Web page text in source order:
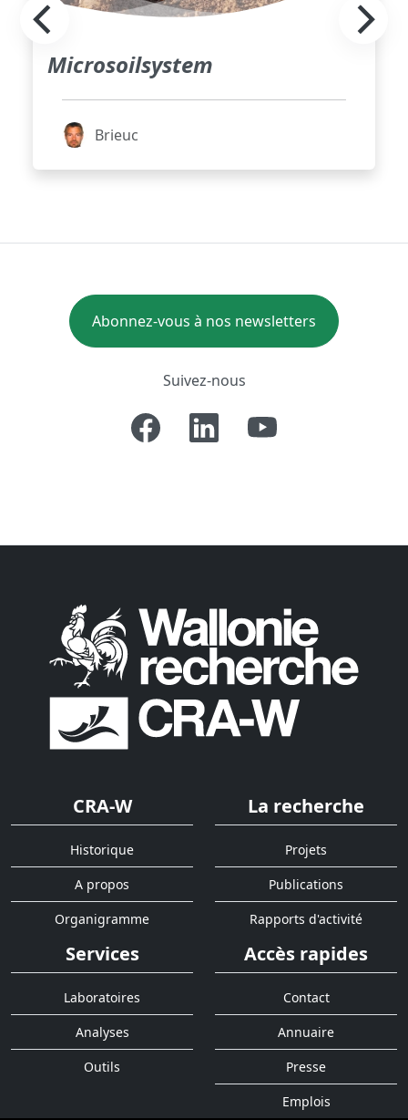
Microsoilsystem
Brieuc
Abonnez-vous à nos newsletters
Suivez-nous
CRA-W
Historique
A propos
Organigramme
La recherche
Projets
Publications
Rapports d'activité
Services
Laboratoires
Analyses
Outils
Accès rapides
Contact
Annuaire
Presse
Emplois